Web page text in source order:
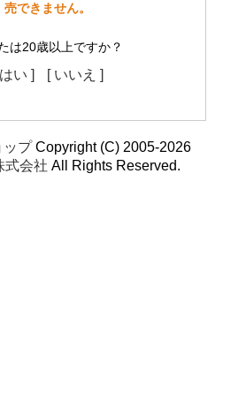
売できません。
は20歳以上ですか？
い ] [ いいえ ]
ップCopyright (C) 2005-2026
式会社 All Rights Reserved.